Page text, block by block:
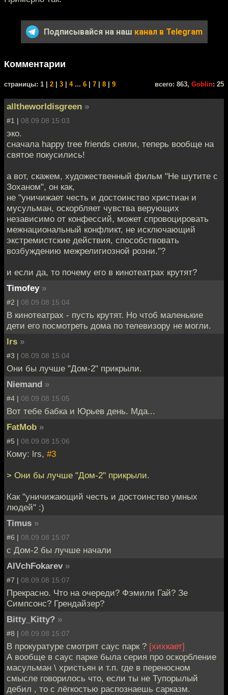
Подписывайся на наш канал в Telegram
Комментарии
cтраницы: 1 | 2 | 3 | 4... 6 | 7 | 8 | 9 всего: 863, Goblin: 25
alltheworldisgreen »
#1 | 08.09.08 15:03
эко.
сначала happy tree friends сняли, теперь вообще на
святое покусились!
а вот, скажем, художественный фильм "Не шутите с
Зоханом", он как,
не "уничижает честь и достоинство христиан и
мусульман, оскорбляет чувства верующих
независимо от конфессий, может спровоцировать
межнациональный конфликт, не исключающий
экстремистские действия, способствовать
возбуждению межрелигиозной розни."?
и если да, то почему его в кинотеатрах крутят?
Timofey »
#2 | 08.09.08 15:04
В кинотеатрах - пусть крутят. Но чтоб маленькие
дети его посмотреть дома по телевизору не могли.
lrs »
#3 | 08.09.08 15:04
Они бы лучше "Дом-2" прикрыли.
Niemand »
#4 | 08.09.08 15:05
Вот тебе бабка и Юрьев день. Мда...
FatMob »
#5 | 08.09.08 15:06
Кому: lrs, #3
> Они бы лучше "Дом-2" прикрыли.
Как "уничижающий честь и достоинство умных
людей" :)
Timus »
#6 | 08.09.08 15:07
с Дом-2 бы лучше начали
AlVchFokarev »
#7 | 08.09.08 15:07
Прекрасно. Что на очереди? Фэмили Гай? Зе
Симпсонс? Грендайзер?
Bitty_Kitty? »
#8 | 08.09.08 15:07
В прокуратуре смотрят саус парк ? [хихкает]
А вообще в саус парке была серия про оскорбление
масульман \ христьян и т.п. где в переносном
смысле говорилось что, если ты не Тупорылый
дебил , то с лёгкостью распознаешь сарказм.